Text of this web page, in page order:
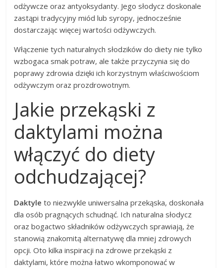
odżywcze oraz antyoksydanty. Jego słodycz doskonale
zastąpi tradycyjny miód lub syropy, jednocześnie
dostarczając więcej wartości odżywczych.
Włączenie tych naturalnych słodzików do diety nie tylko
wzbogaca smak potraw, ale także przyczynia się do
poprawy zdrowia dzięki ich korzystnym właściwościom
odżywczym oraz prozdrowotnym.
Jakie przekąski z
daktylami można
włączyć do diety
odchudzającej?
Daktyle to niezwykle uniwersalna przekąska, doskonała
dla osób pragnących schudnąć. Ich naturalna słodycz
oraz bogactwo składników odżywczych sprawiają, że
stanowią znakomitą alternatywę dla mniej zdrowych
opcji. Oto kilka inspiracji na zdrowe przekąski z
daktylami, które można łatwo wkomponować w